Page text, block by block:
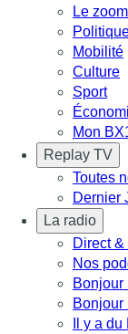
Le
Mobilité
Culture
Sport
Mon
Replay TV
Toutes
Dernier
La radio
Direct
Nos
Bonjour
Bonjour
Il y a